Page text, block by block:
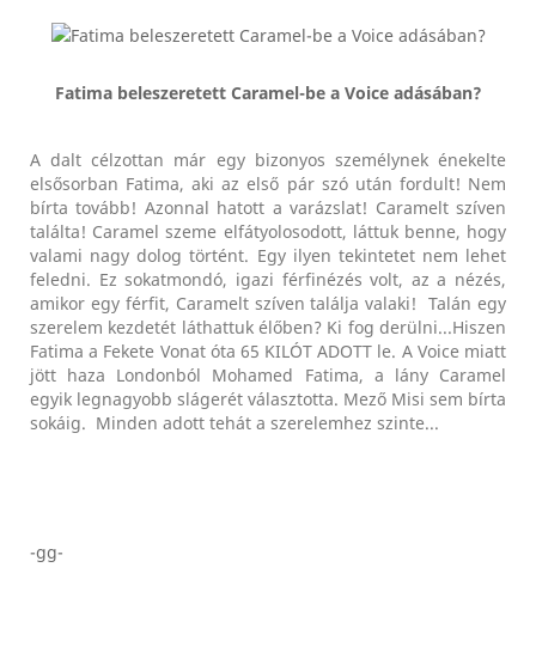
Fatima beleszeretett Caramel-be a Voice adásában?
A dalt célzottan már egy bizonyos személynek énekelte
elsősorban Fatima, aki az első pár szó után fordult! Nem
bírta tovább! Azonnal hatott a varázslat! Caramelt szíven
találta! Caramel szeme elfátyolosodott, láttuk benne, hogy
valami nagy dolog történt. Egy ilyen tekintetet nem lehet
feledni. Ez sokatmondó, igazi férfinézés volt, az a nézés,
amikor egy férfit, Caramelt szíven találja valaki! Talán egy
szerelem kezdetét láthattuk élőben? Ki fog derülni...Hiszen
Fatima a Fekete Vonat óta 65 KILÓT ADOTT le. A Voice miatt
jött haza Londonból Mohamed Fatima, a lány Caramel
egyik legnagyobb slágerét választotta. Mező Misi sem bírta
sokáig. Minden adott tehát a szerelemhez szinte...
-gg-